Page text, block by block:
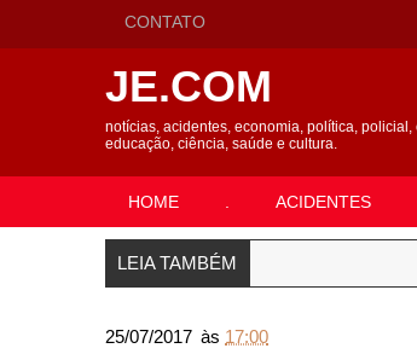
CONTATO
JE.COM
notícias, acidentes, economia, política,
educação, ciência, saúde e cultura.
HOME ACIDENTES
LEIA TAMBÉM
25/07/2017 às 17:00